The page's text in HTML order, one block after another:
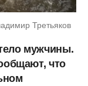
Третьяков
мужчины.
что